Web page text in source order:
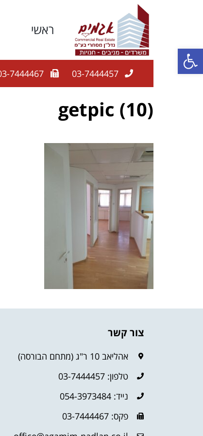
ראשי
03-7444457
7444467
getpic (10)
צור קשר
אהליאב 10 ר"ג (מתחם הבורסה)
טלפון: 03-7444457
נייד: 054-3973484
פקס: 03-7444467
פתח סרגל נגישות